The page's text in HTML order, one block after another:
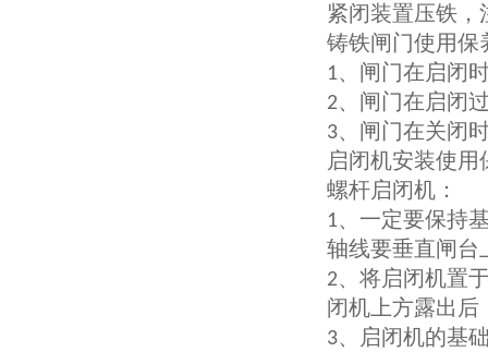
紧闭装置压铁
铸铁闸门使用保
1、闸门在启闭
2、闸门在启闭
3、闸门在关闭
启闭机安装使用
螺杆启闭机：
1、一定要保持
轴线要垂直闸台
2、将启闭机置
闭机上方露出后
3、启闭机的基